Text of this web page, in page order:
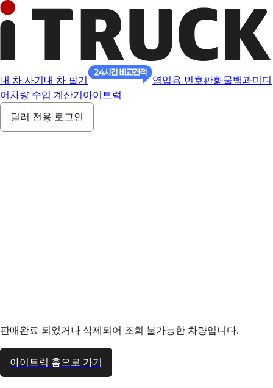
내 차 사기 내 차 팔기 영업용 번호판화물백과미디
어 차량 수입 계산기 아이트럭
딜러 전용 로그인
판매완료 되었거나 삭제되어 조회 불가능한 차량입니다.
아이트럭 홈으로 가기